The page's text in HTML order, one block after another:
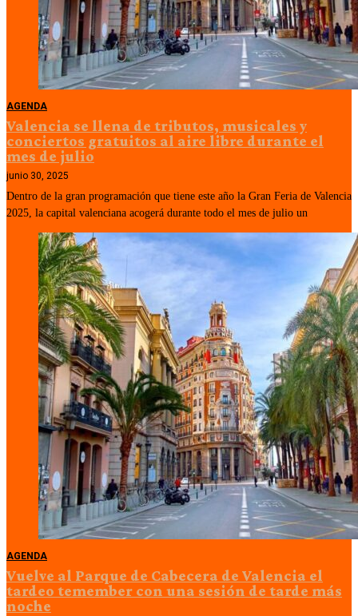
AGENDA
Valencia se llena de tributos, musicales y
conciertos gratuitos al aire libre durante el
mes de julio
junio 30, 2025
Dentro de la gran programación que tiene este año la Gran Feria de Valencia
2025, la capital valenciana acogerá durante todo el mes de julio un
AGENDA
Vuelve al Parque de Cabecera de Valencia el
tardeo temember con una sesión de tarde más
noche